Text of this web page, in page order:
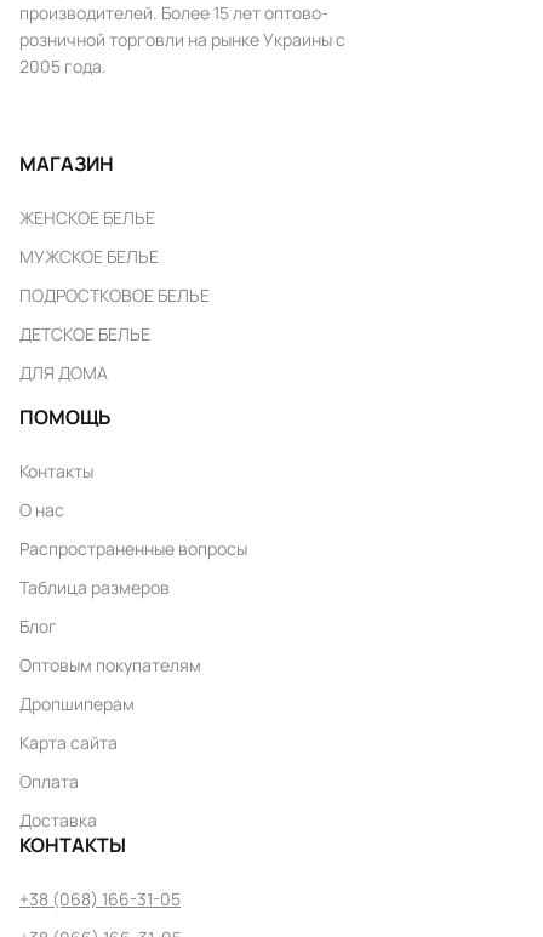
производителей. Более 15 лет оптово-
розничной торговли на рынке Украины с
2005 года.
МАГАЗИН
ЖЕНСКОЕ БЕЛЬЕ
МУЖСКОЕ БЕЛЬЕ
ПОДРОСТКОВОЕ БЕЛЬЕ
ДЕТСКОЕ БЕЛЬЕ
ДЛЯ ДОМА
ПОМОЩЬ
Контакты
О нас
Распространенные вопросы
Таблица размеров
Блог
Оптовым покупателям
Дропшиперам
Карта сайта
Оплата
Доставка
КОНТАКТЫ
+38 (068) 166-31-05